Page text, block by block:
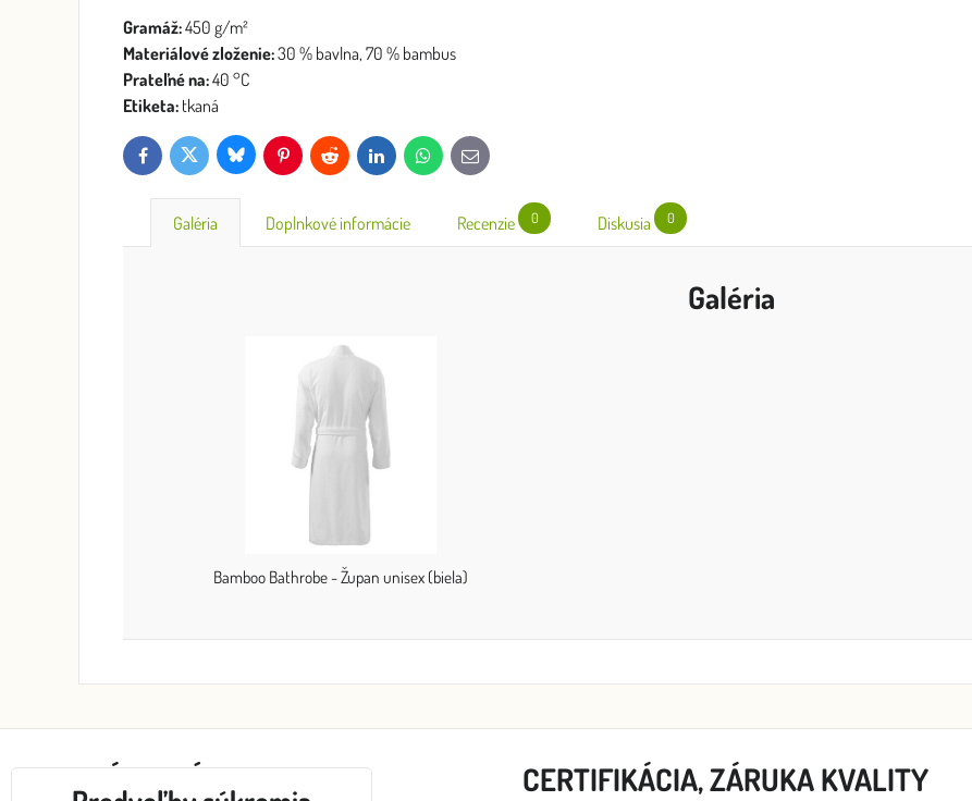
Gramáž:450 g/m²
Materiálové zloženie:30 % bavlna, 70 % bambus
Prateľné na:40 °C
Etiketa: tkaná
FacebookTwitter Bluesky PinterestReddit LinkedInWhatsApp
E-
mail
Galéria Doplnkové informácie Recenzie 0 Diskusia 0
Galéria
Bamboo Bathrobe - Župan unisex (biela)
ZÁKAZNÍCKY SERVIS CERTIFIKÁCIA, ZÁRUKA KVALITY